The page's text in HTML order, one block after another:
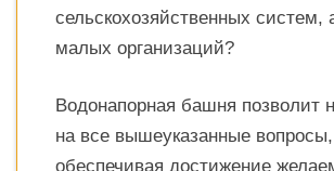
сельскохозяйственных систем,
малых организаций?
Водонапорная башня позволит
на все вышеуказанные вопросы,
обеспечивая достижение